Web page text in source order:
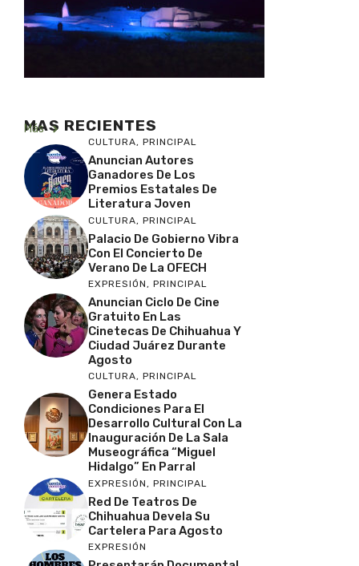
MAS RECIENTES
Más
CULTURA, PRINCIPAL
Anuncian Autores
Ganadores De Los
Premios Estatales De
Literatura Joven
CULTURA, PRINCIPAL
Palacio De Gobierno Vibra
Con El Concierto De
Verano De La OFECH
EXPRESIÓN, PRINCIPAL
Anuncian Ciclo De Cine
Gratuito En Las
Cinetecas De Chihuahua Y
Ciudad Juárez Durante
Agosto
CULTURA, PRINCIPAL
Genera Estado
Condiciones Para El
Desarrollo Cultural Con La
Inauguración De La Sala
Museográfica “Miguel
Hidalgo” En Parral
EXPRESIÓN , PRINCIPAL
Red De Teatros De
Chihuahua Devela Su
Cartelera Para Agosto
EXPRESIÓN